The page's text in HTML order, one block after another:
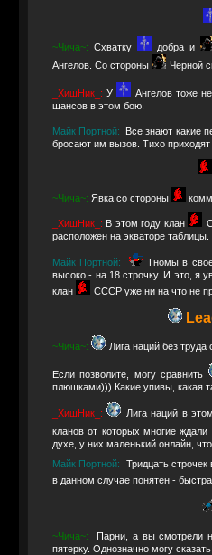
~Чича~: Схватку
добра и
Ангелов. Со стороны
Черной
_ХишНик_: У
Ангелов тоже
шансов в этом бою.
Майк Портной:
Все знают какие
бросают им вызов. Тихо
~Чича~: Явка со стороны
_ХишНик_: В этом году клан
расположен на экваторе таблицы.
Майк Портной:
Гномы в
высоко - на 18 строчку. И это, я
клан
СССР уже ни на что не
~Чича~: Лига наций без труда
Если позволите, могу сравнить
плюшками))) Какие упивы, какая
_ХишНик_:
Лига наций в
кланов от которых многие
духе, у них маленький онлайн,
Майк Портной:
Тридцать
в данном случае понятен -
~Чича~:
Парни, а вы смотрели
пятерку. Однозначно могу